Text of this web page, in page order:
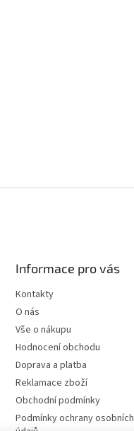
Informace pro vás
Kontakty
O nás
Vše o nákupu
Hodnocení obchodu
Doprava a platba
Reklamace zboží
Obchodní podmínky
Podmínky ochrany osobních